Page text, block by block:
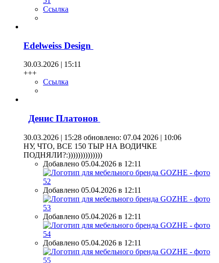
Ссылка
Edelweiss Design
30.03.2026 | 15:11
+++
Ссылка
Денис Платонов
30.03.2026 | 15:28 обновлено: 07.04 2026 | 10:06
НУ, ЧТО, ВСЕ 150 ТЫР НА ВОДИЧКЕ
ПОДНЯЛИ?:))))))))))))))
Добавлено 05.04.2026 в 12:11
Добавлено 05.04.2026 в 12:11
Добавлено 05.04.2026 в 12:11
Добавлено 05.04.2026 в 12:11